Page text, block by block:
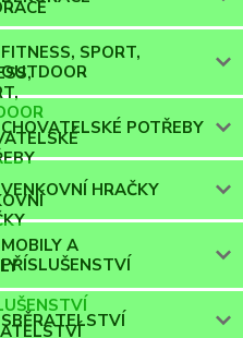
FITNESS, SPORT,
OUTDOOR
CHOVATELSKÉ POTŘEBY
VENKOVNÍ HRAČKY
MOBILY A
PŘÍSLUŠENSTVÍ
SBĚRATELSTVÍ